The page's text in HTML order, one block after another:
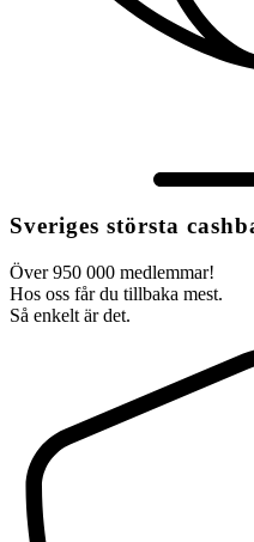
Sveriges största
Över 950 000 medlemmar!
Hos oss får du tillbaka mest.
Så enkelt är det.